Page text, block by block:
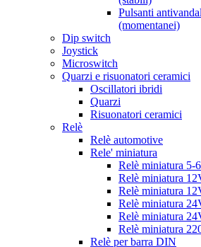
Pulsanti
(momentanei)
Dip switch
Joystick
Microswitch
Quarzi e risuonatori ceramici
Oscillatori ibridi
Quarzi
Risuonatori ceramici
Relè
Relè automotive
Rele' miniatura
Relè miniatura 5-
Relè miniatura
Relè miniatura
Relè miniatura
Relè miniatura
Relè miniatura
Relè per barra DIN